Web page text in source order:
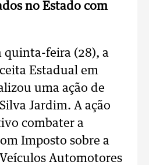
no Estado com
quinta-feira (28), a
Estadual em
uma ação de
Jardim. A ação
combater a
Imposto sobre a
Automotores